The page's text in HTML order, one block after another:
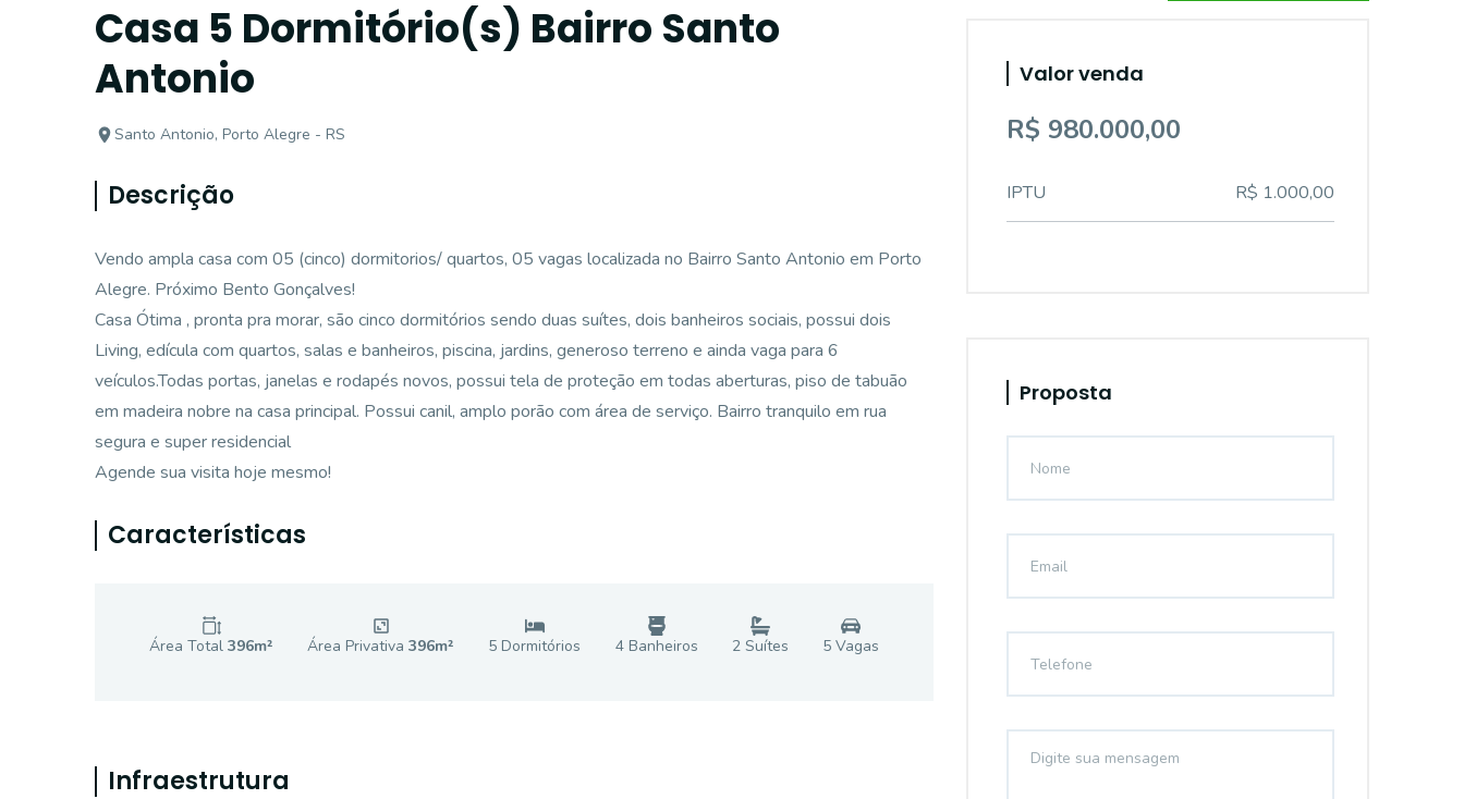
Casa 5 Dormitório(s) Bairro Santo
Antonio
Santo Antonio, Porto Alegre - RS
Descrição
Vendo ampla casa com 05 (cinco) dormitorios/ quartos, 05 vagas localizada no Bairro Santo Antonio em Porto
Alegre. Próximo Bento Gonçalves!
Casa Ótima , pronta pra morar, são cinco dormitórios sendo duas suítes, dois banheiros sociais, possui dois
Living, edícula com quartos, salas e banheiros, piscina, jardins, generoso terreno e ainda vaga para 6
veículos.Todas portas, janelas e rodapés novos, possui tela de proteção em todas aberturas, piso de tabuão
em madeira nobre na casa principal. Possui canil, amplo porão com área de serviço. Bairro tranquilo em rua
segura e super residencial
Agende sua visita hoje mesmo!
Características
Área Total 396m² Área Privativa396m² 5 Dormitórios 4Banheiros 2Suítes 5Vagas
Infraestrutura
Valor venda
R$ 980.000,00
IPTU R$ 1.000,00
Proposta